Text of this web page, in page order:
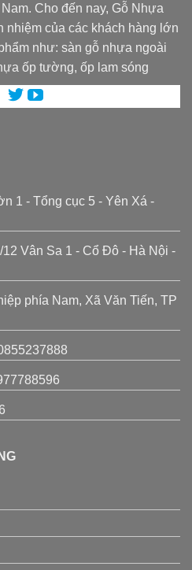
Cho đến nay, Gỗ Nhựa
của các khách hàng lớn
như: sàn gỗ nhựa ngoài
ốp tường, ốp lam sóng
1 - Tổng cục 5 - Yên Xá -
Vân Sa 1 - Cổ Đô - Hà Nội -
phía Nam, Xã Văn Tiến, TP